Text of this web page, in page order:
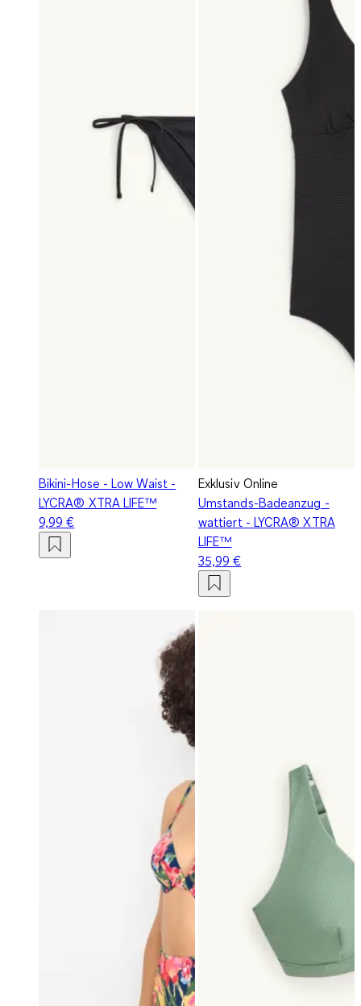
Bikini-Hose - Low Waist -
LYCRA® XTRA LIFE™
9,99 €
Exklusiv Online
Umstands-Badeanzug -
wattiert - LYCRA® XTRA
LIFE™
35,99 €